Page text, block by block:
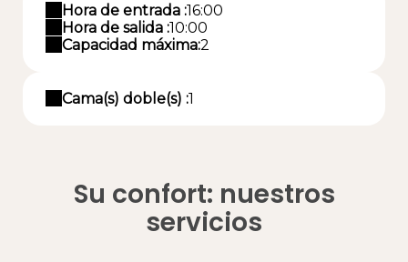
Hora de entrada :16:00
Hora de salida :10:00
Capacidad máxima:2
Cama(s) doble(s) :1
Su confort: nuestros
servicios